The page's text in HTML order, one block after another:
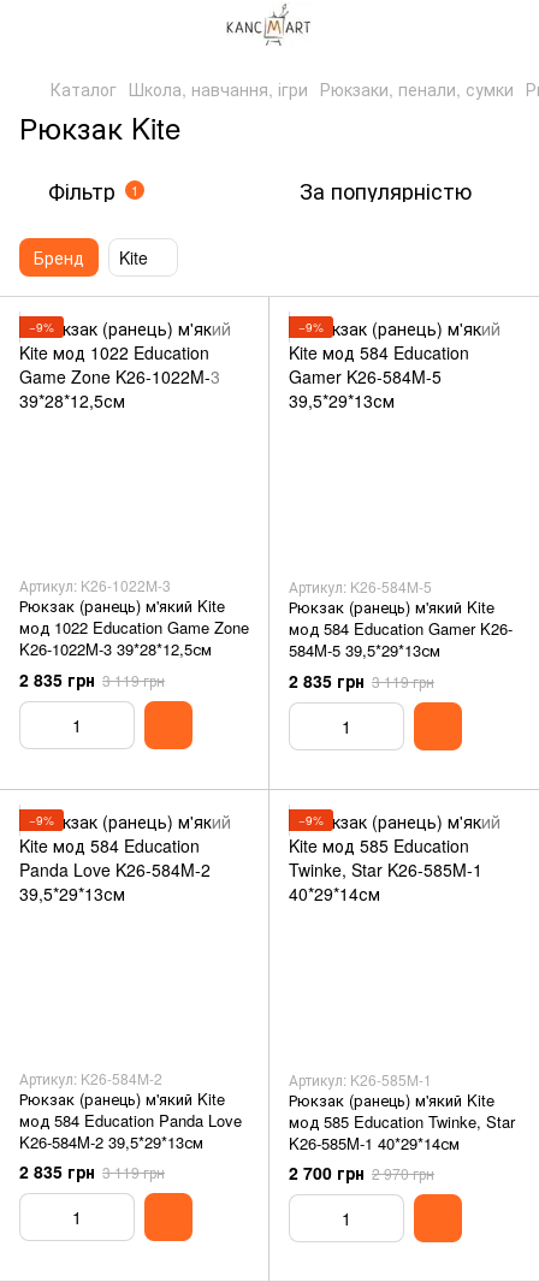
Каталог Школа, навчання, ігри Рюкзаки, пенали, сумки
Рюкзак Kite
Фільтр 1 За популярністю
Бренд Kite
−9%
Артикул: K26-1022M-3
Рюкзак (ранець) м'який Kite
мод 1022 Education Game Zone
K26-1022M-3 39*28*12,5см
2 835 грн 3 119 грн
−9%
Артикул: K26-584M-5
Рюкзак (ранець) м'який Kite
мод 584 Education Gamer K26-
584M-5 39,5*29*13см
2 835 грн 3 119 грн
−9%
Артикул: K26-584M-2
Рюкзак (ранець) м'який Kite
мод 584 Education Panda Love
K26-584M-2 39,5*29*13см
2 835 грн 3 119 грн
−9%
Артикул: K26-585M-1
Рюкзак (ранець) м'який Kite
мод 585 Education Twinke, Star
K26-585M-1 40*29*14см
2 700 грн 2 970 грн